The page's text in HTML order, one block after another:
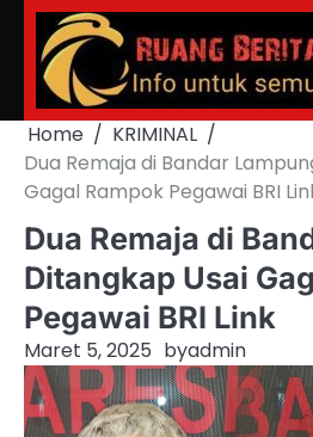
Skip
content
Home
KRIMINAL
Dua Remaja di Bandar
Gagal Rampok Pegawai BRI
Dua Remaja di
Ditangkap Usai
Pegawai BRI Link
Maret 5, 2025 byadmin